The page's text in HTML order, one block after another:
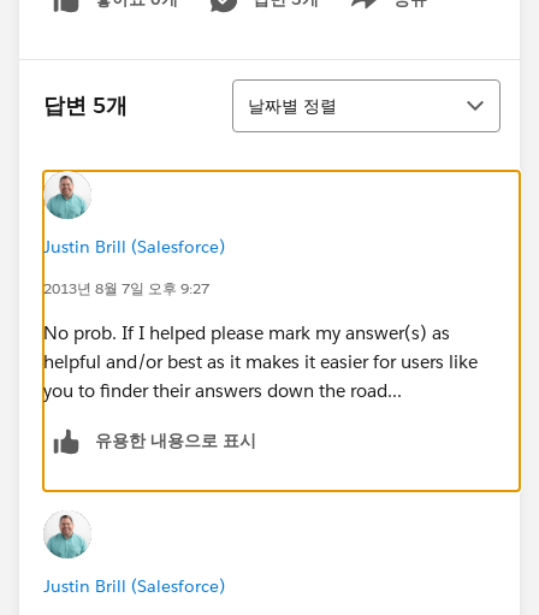
Show menu
답변 5개
정렬
날짜별 정렬
Justin Brill (Salesforce)
2013년 8월 7일 오후 9:27
No prob. If I helped please mark my answer(s) as
helpful and/or best as it makes it easier for users like
you to finder their answers down the road...
유용한 내용으로 표시
Justin Brill (Salesforce)